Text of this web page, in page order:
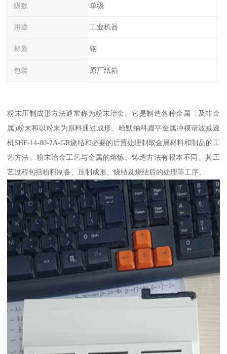
级数 单级
用途 工业机器
材质 钢
包装 原厂纸箱
粉末压制成形方法通常称为粉末冶金。它是制造各种金属〔及非金
属)粉末和以粉末为原料通过成形、哈默纳科扁平金属冲模谐波减速
机SHF-14-80-2A-GR烧结和必要的后置处理制取金属材料和制品的工
艺方法。粉末冶金工艺与金属的熔炼、铸造方法有根本不同。其工
艺过程包括粉料制备、压制成形、烧结及烧结后的处理等工序。